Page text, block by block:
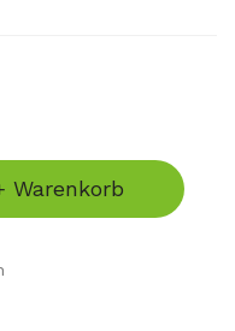
Warenkorb